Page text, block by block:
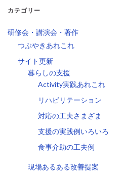
カテゴリー
研修会・講演会・著作
つぶやきあれこれ
サイト更新
暮らしの支援
Activity実践あれこれ
リハビリテーション
対応の工夫さまざま
支援の実践例いろいろ
食事介助の工夫例
現場あるある改善提案